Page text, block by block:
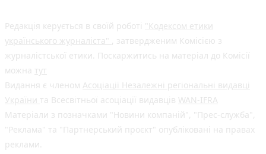
Редакція керується в своїй роботі "Кодексом етики
українського журналіста"
, затвердженим Комісією з
журналістської етики. Поскаржитись на матеріал до Комісії
можна тут
Видання є членом Асоціації Незалежні регіональні видавці
України та Всесвітньої асоціації видавців WAN-IFRA
Матеріали з позначками "Новини компаній", "Прес-служба",
"Реклама" та "Партнерський проєкт" опубліковані на правах
реклами.